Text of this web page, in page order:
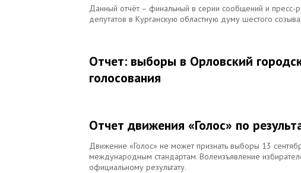
Данный отчёт – финальный в серии сообщений и
депутатов в Курганскую областную думу шестого
Отчет: выборы в Орловский
голосования
Отчет движения «Голос» по
Движение «Голос» не может признать выборы 13
международным стандартам. Волеизъявление
официальному результату.